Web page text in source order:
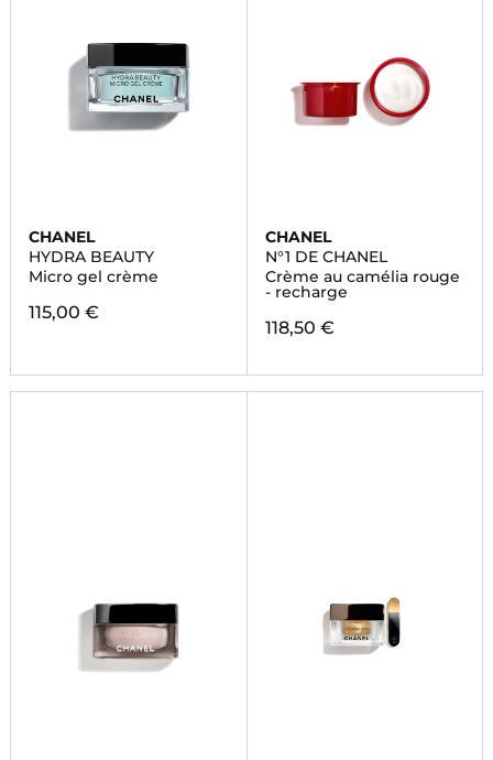
CHANEL
HYDRA BEAUTY
Micro gel crème
115,00 €
CHANEL
N°1 DE CHANEL
Crème au camélia rouge
- recharge
118,50 €